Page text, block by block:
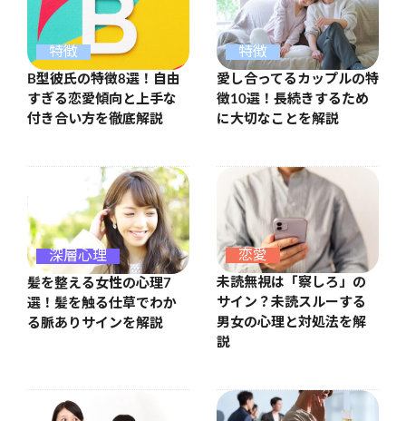
特徴
B型彼氏の特徴8選！自由
すぎる恋愛傾向と上手な
付き合い方を徹底解説
特徴
愛し合ってるカップルの特
徴10選！長続きするため
に大切なことを解説
深層心理
髪を整える女性の心理7
選！髪を触る仕草でわか
る脈ありサインを解説
恋愛
未読無視は「察しろ」の
サイン？未読スルーする
男女の心理と対処法を解
説